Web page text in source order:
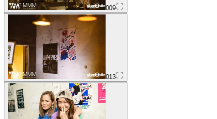
009
013